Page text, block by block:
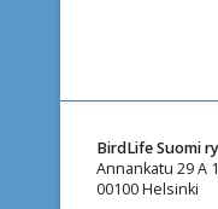
BirdLife Suomi ry
Annankatu 29 A
00100 Helsinki